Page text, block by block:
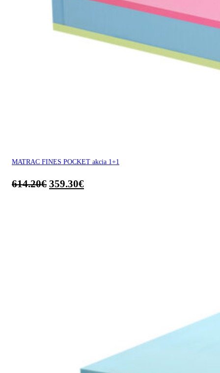
MATRAC FINES POCKET akcia 1+1
614.20€ 359.30€